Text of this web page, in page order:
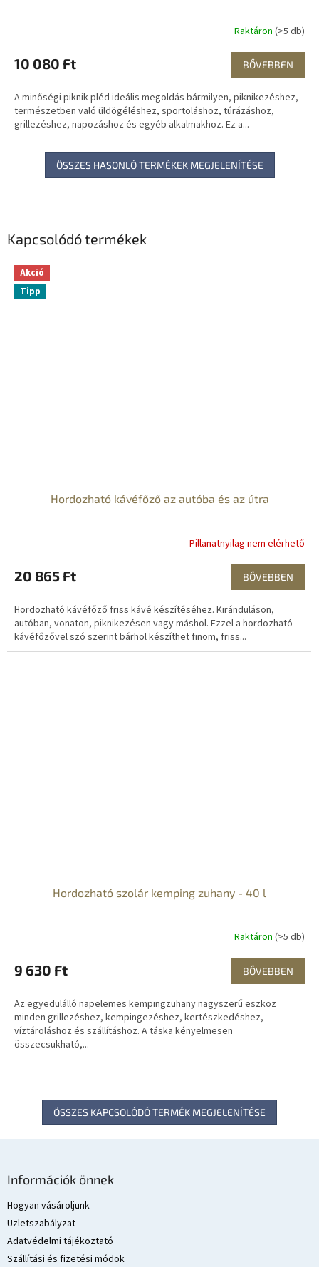
Kapcsolódó termékek
Akció
Tipp
Hordozható kávéfőző az autóba és az útra
Pillanatnyilag nem elérhető
20 865 Ft BŐVEBBEN
Hordozható kávéfőző friss kávé készítéséhez. Kiránduláson,
autóban, vonaton, piknikezésen vagy máshol. Ezzel a hordozható
kávéfőzővel szó szerint bárhol készíthet finom, friss...
Hordozható szolár kemping zuhany - 40 l
Raktáron (>5 db)
9 630 Ft BŐVEBBEN
Az egyedülálló napelemes kempingzuhany nagyszerű eszköz
minden grillezéshez, kempingezéshez, kertészkedéshez,
víztároláshoz és szállításhoz. A táska kényelmesen
összecsukható,...
ÖSSZES KAPCSOLÓDÓ TERMÉK MEGJELENÍTÉSE
Raktáron (>5 db)
10 080 Ft BŐVEBBEN
A minőségi piknik pléd ideális megoldás bármilyen, piknikezéshez,
természetben való üldögéléshez, sportoláshoz, túrázáshoz,
grillezéshez, napozáshoz és egyéb alkalmakhoz. Ez a...
ÖSSZES HASONLÓ TERMÉKEK MEGJELENÍTÉSE
Információk önnek
Hogyan vásároljunk
Üzletszabályzat
Adatvédelmi tájékoztató
Szállítási és fizetési módok